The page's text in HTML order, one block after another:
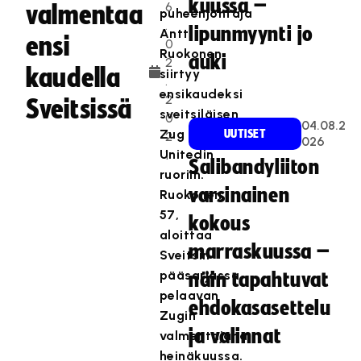
valmentaa
ensi
kaudella
Sveitsissä
6
.
0
2
.
2
0
2
1
puheenjohtaja
Antti
Ruokonen
siirtyy
ensikaudeksi
sveitsiläisen
Zug
Unitedin
ruoriin.
Ruokonen,
57,
aloittaa
Sveitsin
pääsarjassa
pelaavan
Zugin
valmentajana
heinäkuussa.
kuussa –
lipunmyynti jo
auki
UUTISET
04.08.2
026
Salibandyliiton
varsinainen
kokous
marraskuussa –
näin tapahtuvat
ehdokasasettelu
ja valinnat